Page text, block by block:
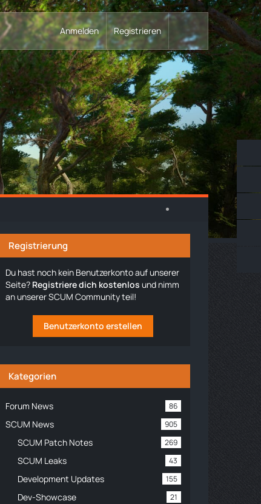
Anmelden Registrieren
Registrierung
Du hast noch kein Benutzerkonto auf unserer
Seite? Registriere dich kostenlos und nimm
an unserer SCUM Community teil!
Benutzerkonto erstellen
Kategorien
Forum News 86
SCUM News 905
SCUM Patch Notes 269
SCUM Leaks 43
Development Updates 155
Dev-Showcase 21